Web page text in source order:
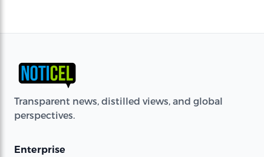
Transparent news, distilled views, and global
perspectives.
Enterprise